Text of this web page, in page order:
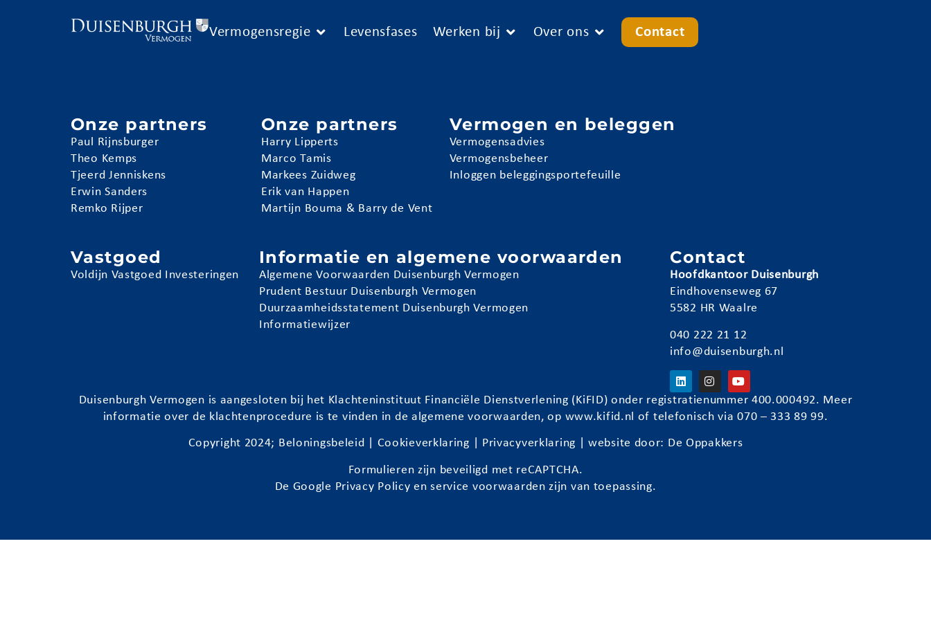
Vermogensregie Levensfases Werken bij Over ons Contact
Onze partners
Paul Rijnsburger
Theo Kemps
Tjeerd Jenniskens
Erwin Sanders
Remko Rijper
Onze partners
Harry Lipperts
Marco Tamis
Markees Zuidweg
Erik van Happen
Martijn Bouma & Barry de Vent
Vermogen en beleggen
Vermogensadvies
Vermogensbeheer
Inloggen beleggingsportefeuille
Vastgoed
Voldijn Vastgoed Investeringen
Informatie en algemene voorwaarden
Algemene Voorwaarden Duisenburgh Vermogen
Prudent Bestuur Duisenburgh Vermogen
Duurzaamheidsstatement Duisenburgh Vermogen
Informatiewijzer
Contact
Hoofdkantoor Duisenburgh
Eindhovenseweg 67
5582 HR Waalre
040 222 21 12
info@duisenburgh.nl
Duisenburgh Vermogen is aangesloten bij het Klachteninstituut Financiële Dienstverlening (KiFID) onder registratienummer 400.000492. Meer
informatie over de klachtenprocedure is te vinden in de algemene voorwaarden, op www.kifid.nl of telefonisch via 070 – 333 89 99.
Copyright 2024; Beloningsbeleid Cookieverklaring Privacyverklaring | website door: De Oppakkers
Formulieren zijn beveiligd met reCAPTCHA.
De Google Privacy Policy enservice voorwaarden zijn van toepassing.